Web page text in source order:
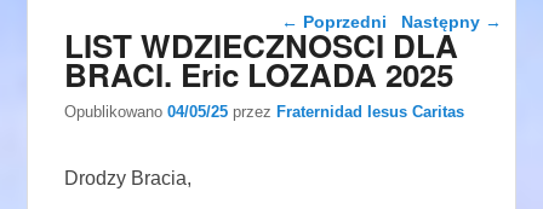
Nawigacja wpisu
← Poprzedni Następny →
LIST WDZIECZNOSCI DLA
BRACI. Eric LOZADA 2025
Opublikowano04/05/25 przezFraternidad Iesus Caritas
Drodzy Bracia,